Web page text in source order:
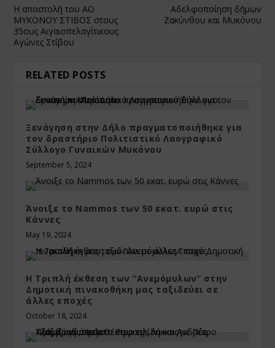
Η αποστολή του ΑΟ
ΜΥΚΟΝΟΥ ΣΤΙΒΟΣ στους
35ους Αιγαιοπελαγίτικους
Αγώνες Στίβου
Αδελφοποίηση δήμων
Ζακύνθου και Μυκόνου
RELATED POSTS
Ξενάγηση στην Δήλο πραγματοποιήθηκε για
τον δραστήριο Πολιτιστικό Λαογραφικό
Σύλλογο Γυναικών Μυκόνου
September 5, 2024
Άνοιξε το Nammos των 50 εκατ. ευρώ στις
Κάννες
May 19, 2024
Η Τριπλή έκθεση των “Ανεμόμυλων” στην
Δημοτική πινακοθήκη μας ταξιδεύει σε
άλλες εποχές
October 18, 2024